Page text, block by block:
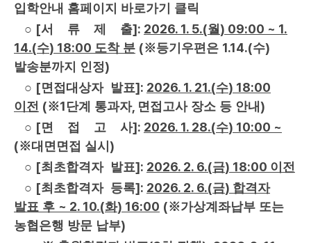
입학안내 홈페이지 바로가기 클릭
○ [서 류 제 출]: 2026. 1. 5.(월 ) 09:00 ~ 1.
14.(수) 18:00 도착 분 (※등기우편은 1.14.(수)
발송분까지 인정)
○ [면접대상자 발표]: 2026. 1. 21.(수) 18:00
이전 (※1 단계 통과자, 면접고사 장소 등 안내 )
○ [면 접 고 사]: 2026. 1. 28.(수) 10:00 ~
(※대면면접 실시 )
○ [최초합격자 발표]: 2026. 2. 6.(금) 18:00 이전
○ [최초합격자 등록]: 2026. 2. 6.(금) 합격자
발표 후 ~ 2. 10.(화) 16:00 (※가상계좌납부 또는
농협은행 방문 납부)